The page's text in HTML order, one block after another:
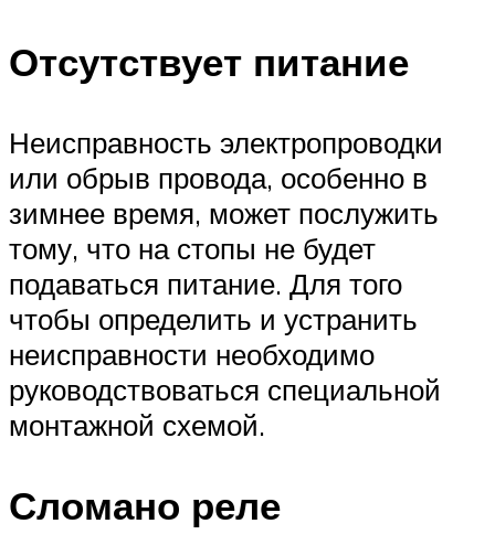
Отсутствует питание
Неисправность электропроводки
или обрыв провода, особенно в
зимнее время, может послужить
тому, что на стопы не будет
подаваться питание. Для того
чтобы определить и устранить
неисправности необходимо
руководствоваться специальной
монтажной схемой.
Сломано реле